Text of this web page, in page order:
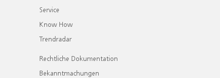
Service
Know How
Trendradar
Rechtliche Dokumentation
Bekanntmachungen